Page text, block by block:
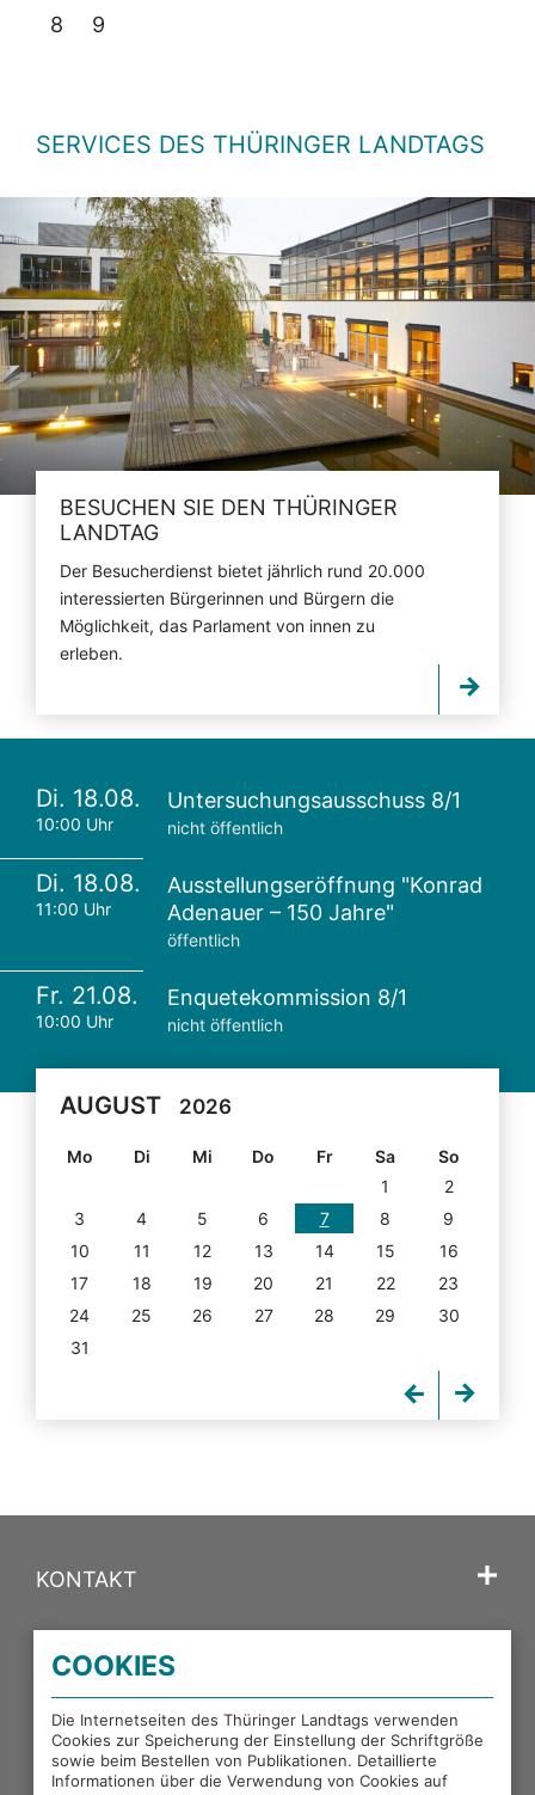
8 9
SERVICES DES THÜRINGER LANDTAGS
BESUCHEN SIE DEN THÜRINGER
LANDTAG
Der Besucherdienst bietet jährlich rund 20.000
interessierten Bürgerinnen und Bürgern die
Möglichkeit, das Parlament von innen zu
erleben.
Di. 18.08.
10:00 Uhr
Untersuchungsausschuss 8/1
nicht öffentlich
Di. 18.08.
11:00 Uhr
Ausstellungseröffnung "Konrad
Adenauer – 150 Jahre"
öffentlich
Fr. 21.08.
10:00 Uhr
Enquetekommission 8/1
nicht öffentlich
AUGUST 2026
Mo Di Mi Do Fr Sa
So
1
2
3
4 5 6 7 8
9
10
11 12 13 14 15
16
17
18 19 20 21 22
23
24
25 26 27 28 29
30
31
KONTAKT
PORTALE DES THÜRINGER LANDTAGS
EXTERNE LINKS
COOKIES
Die Internetseiten des Thüringer Landtags verwenden
Cookies zur Speicherung der Einstellung der Schriftgröße
sowie beim Bestellen von Publikationen. Detaillierte
Informationen über die Verwendung von Cookies auf